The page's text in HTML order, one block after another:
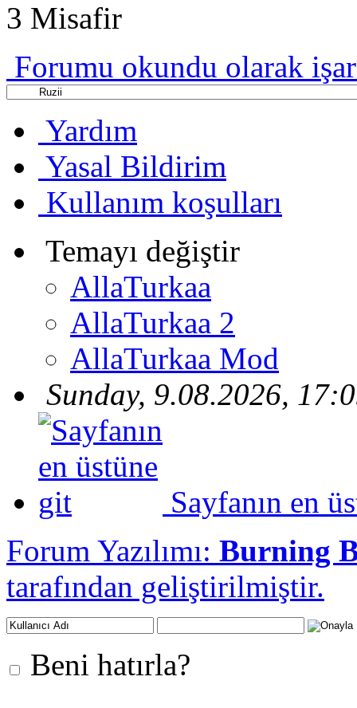
3 Misafir
Forumu okundu olarak
Yardım
Yasal Bildirim
Kullanım koşulları
Temayı değiştir
AllaTurkaa
AllaTurkaa 2
AllaTurkaa Mod
Sunday, 9.08.2026,
Sayfanın en
Forum Yazılımı: Burning
tarafından geliştirilmiştir.
Beni hatırla?